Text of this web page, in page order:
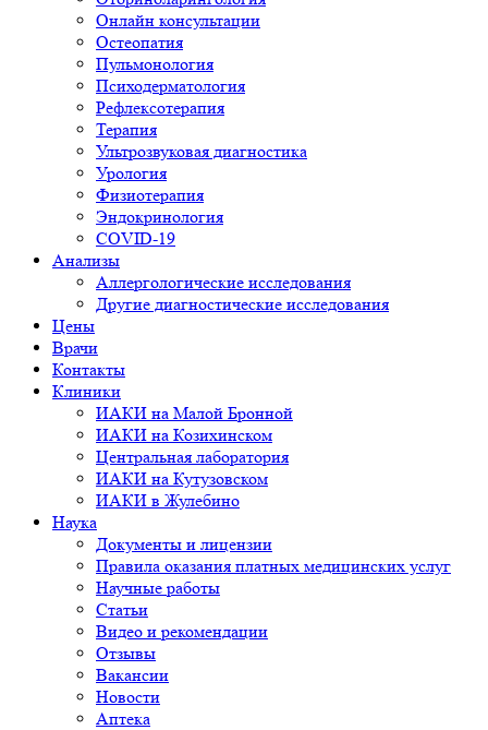
Онлайн консультации
Остеопатия
Пульмонология
Психодерматология
Рефлексотерапия
Терапия
Ультрозвуковая диагностика
Урология
Физиотерапия
Эндокринология
COVID-19
Анализы
Аллергологические исследования
Другие диагностические исследования
Цены
Врачи
Контакты
Клиники
ИАКИ на Малой Бронной
ИАКИ на Козихинском
Центральная лаборатория
ИАКИ на Кутузовском
ИАКИ в Жулебино
Наука
Документы и лицензии
Правила оказания платных медицинских услуг
Научные работы
Статьи
Видео и рекомендации
Отзывы
Вакансии
Новости
Аптека